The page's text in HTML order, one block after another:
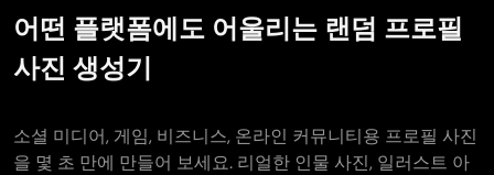
어떤 플랫폼에도 어울리는 랜덤 프로필
사진 생성기
소셜 미디어, 게임, 비즈니스, 온라인 커뮤니티용 프로필 사진
을 몇 초 만에 만들어 보세요. 리얼한 인물 사진, 일러스트 아